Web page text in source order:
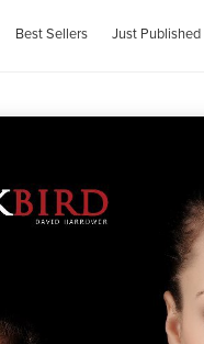
Best Sellers Just Published